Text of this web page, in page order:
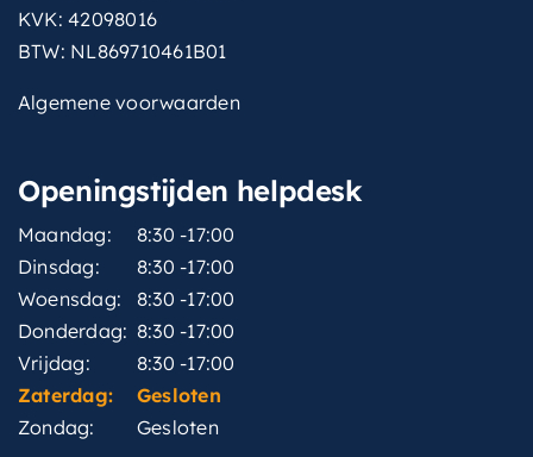
KVK: 42098016
BTW: NL869710461B01
Algemene voorwaarden
Openingstijden helpdesk
Maandag:
8:30 -17:00
Dinsdag:
8:30 -17:00
Woensdag:
8:30 -17:00
Donderdag: 8:30 -17:00
Vrijdag:
8:30 -17:00
Zaterdag:
Gesloten
Zondag:
Gesloten